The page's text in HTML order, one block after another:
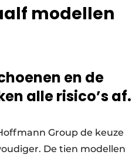
modellen
en de
alle risico’s af.
Group de keuze
De tien modellen